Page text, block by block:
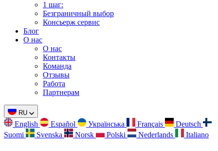
1 шаг:
Безграничный выбор
Консьерж сервис
Блог
О нас
О нас
Контакты
Команда
Отзывы
Работа
Партнерам
RU
English Español Українська Français
Deutsch
Suomi
Svenska Norsk Polski Nederlands Italiano